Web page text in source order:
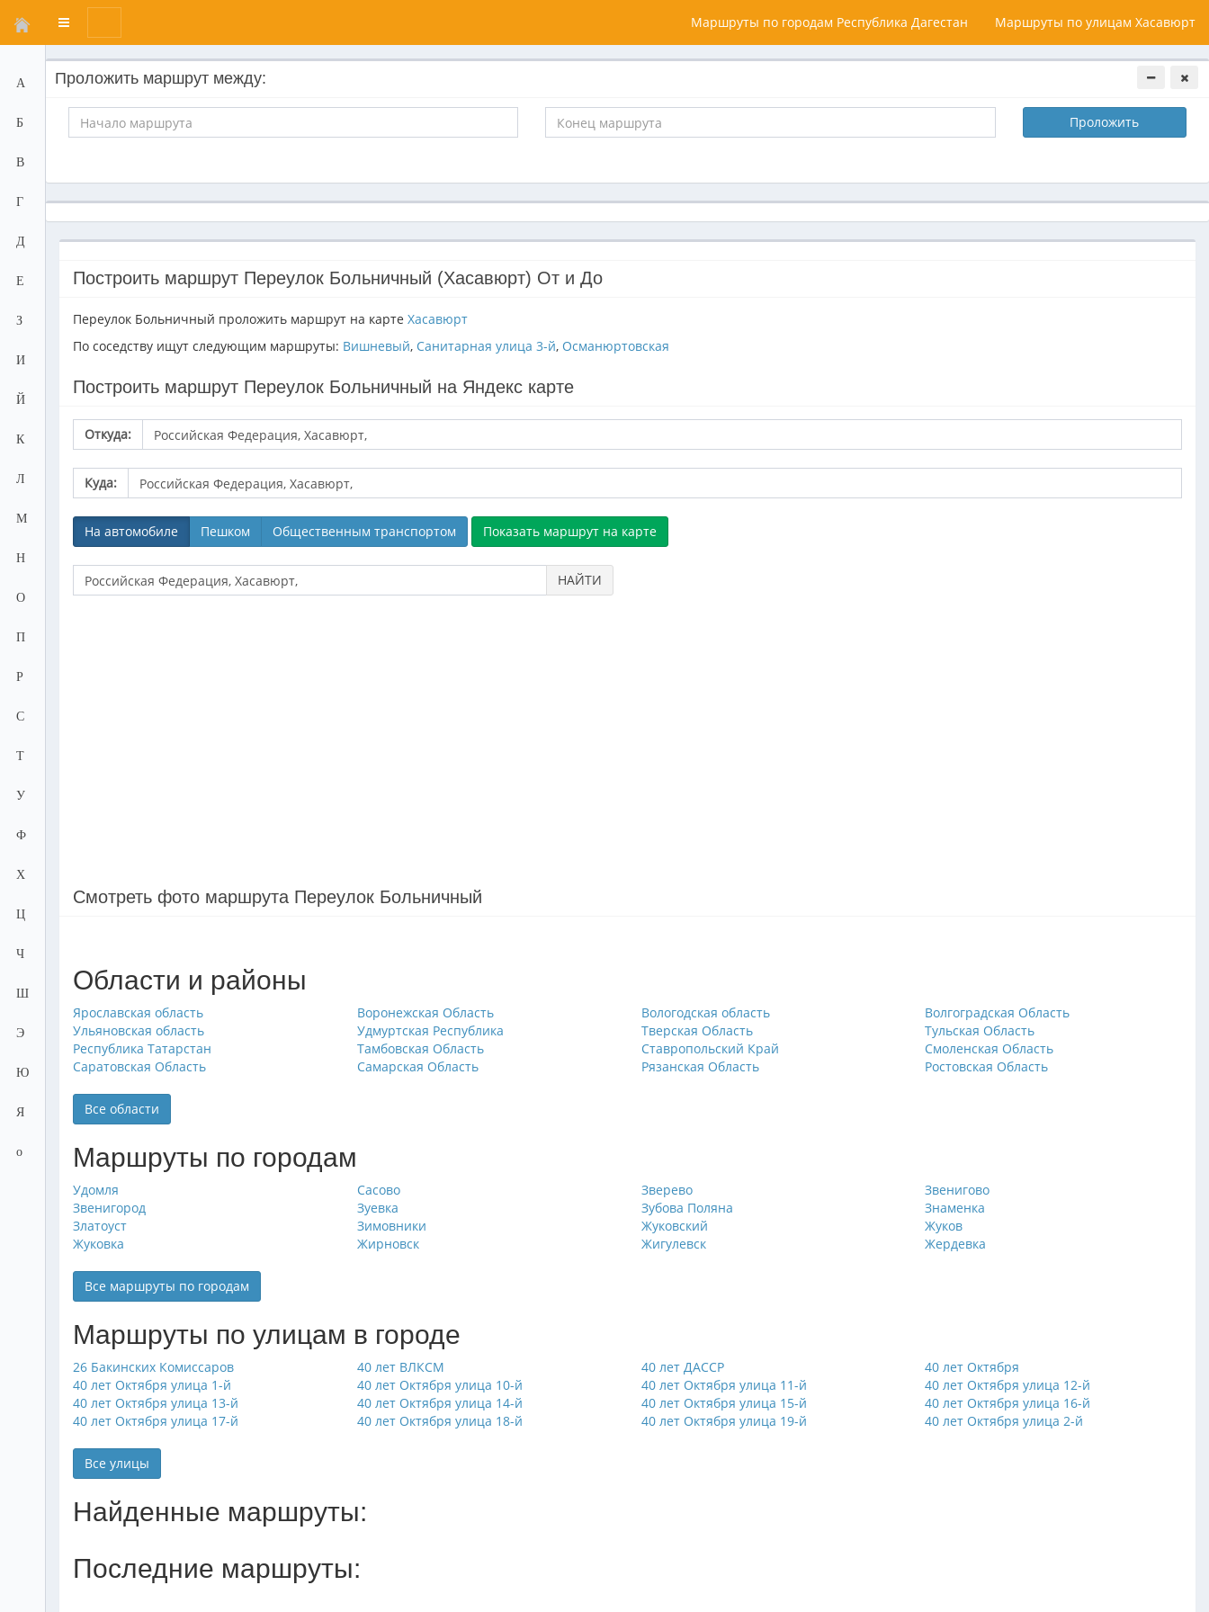
Переключатель
меню
Маршруты по городам Республика Дагестан Маршруты по улицам Хасавюрт
А
Б
В
Г
Д
Е
З
И
Й
К
Л
М
Н
О
П
Р
С
Т
У
Ф
Х
Ц
Ч
Ш
Э
Ю
Я
о
Проложить маршрут между:
Проложить
Построить маршрут Переулок Больничный (Хасавюрт) От и До
Переулок Больничный проложить маршрут на карте Хасавюрт
По соседству ищут следующим маршруты: Вишневый, Санитарная улица 3-й, Османюртовская
Построить маршрут Переулок Больничный на Яндекс карте
Откуда:
Куда:
На автомобиле Пешком Общественным транспортом
НАЙТИ
Смотреть фото маршрута Переулок Больничный
Области и районы
Ярославская область Воронежская Область Вологодская область
Волгоградская Область
Ульяновская область
Удмуртская Республика Тверская Область
Тульская Область
Республика Татарстан
Тамбовская Область Ставропольский Край
Смоленская Область
Саратовская Область
Самарская Область Рязанская Область Ростовская Область
Все области
Маршруты по городам
Удомля Сасово Зверево
Звенигово
Звенигород
Зуевка Зубова Поляна
Знаменка
Златоуст
Зимовники Жуковский
Жуков
Жуковка
Жирновск Жигулевск Жердевка
Все маршруты по городам
Маршруты по улицам в городе
26 Бакинских Комиссаров 40 лет ВЛКСМ 40 лет ДАССР
40 лет Октября
40 лет Октября улица 1-й
40 лет Октября улица 10-й 40 лет Октября улица 11-й
40 лет Октября улица 12-й
40 лет Октября улица 13-й
40 лет Октября улица 14-й 40 лет Октября улица 15-й
40 лет Октября улица 16-й
40 лет Октября улица 17-й
40 лет Октября улица 18-й 40 лет Октября улица 19-й 40 лет Октября улица 2-й
Все улицы
Найденные маршруты:
Последние маршруты: